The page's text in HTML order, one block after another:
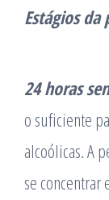
Estágios
24 horas
o suficiente
alcoólicas. A
se